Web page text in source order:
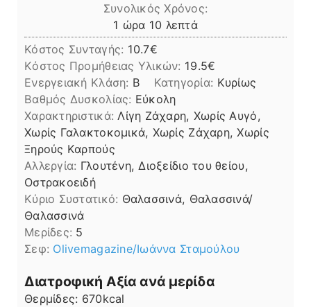
Συνολικός Χρόνος:
1 ώρα
ώρα 10 λεπτά
λεπτά
Κόστος Συνταγής: 10.7€
Kόστος Προμήθειας Υλικών: 19.5
Ενεργειακή Κλάση: B Κατηγορία: Κυρίως
Βαθμός Δυσκολίας: Εύκολη
Χαρακτηριστικά: Λίγη Ζάχαρη, Χωρίς Αυγό,
Χωρίς Γαλακτοκομικά, Χωρίς Ζάχαρη, Χωρίς
Ξηρούς Καρπούς
Αλλεργία: Γλουτένη, Διοξείδιο του θείου,
Οστρακοειδή
Kύριο Συστατικό: Θαλασσινά, Θαλασσινά/
Θαλασσινά
Μερίδες: 5
Σεφ: Οlivemagazine/Ιωάννα Σταμούλου
Διατροφική Αξία ανά μερίδα
Θερμίδες: 670kcal